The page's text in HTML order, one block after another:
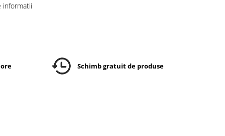
informatii
Schimb gratuit de produse